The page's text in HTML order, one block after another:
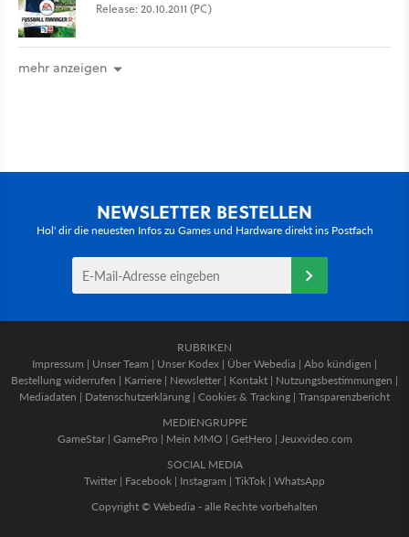
Release: 20.10.2011 (PC)
mehr anzeigen
NEWSLETTER BESTELLEN
Hol' dir die neuesten Infos zu Games und Hardware direkt ins Postfach
RUBRIKEN
Impressum | Unser Team | Unser Kodex | Über Webedia | Abo kündigen |
Bestellung widerrufen | Karriere | Newsletter | Kontakt | Nutzungsbestimmungen |
Mediadaten | Datenschutzerklärung | Cookies & Tracking | Transparenzbericht
MEDIENGRUPPE
GameStar| GamePro | Mein MMO | GetHero | Jeuxvideo.com
SOCIAL MEDIA
Twitter | Facebook | Instagram | TikTok | WhatsApp
Copyright © Webedia - alle Rechte vorbehalten